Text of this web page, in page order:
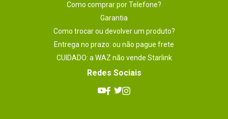
Como comprar por Telefone?
Garantia
Como trocar ou devolver um produto?
Entrega no prazo: ou não pague frete
CUIDADO: a WAZ não vende Starlink
Redes Sociais